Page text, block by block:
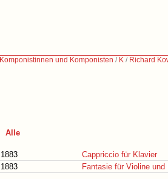
Komponistinnen und Komponisten / K / Richard
Alle
1883 Cappriccio für Klavier
1883
Fantasie für Violine und